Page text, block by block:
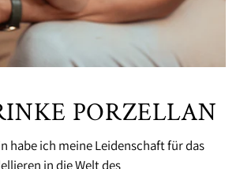
PORZELLAN
habe ich meine Leidenschaft für das
in die Welt des